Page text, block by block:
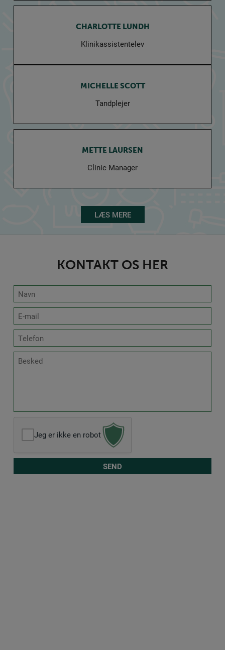
CHARLOTTE LUNDH
Klinikassistentelev
MICHELLE SCOTT
Tandplejer
METTE LAURSEN
Clinic Manager
LÆS MERE
KONTAKT OS HER
Jeg er ikke en robot